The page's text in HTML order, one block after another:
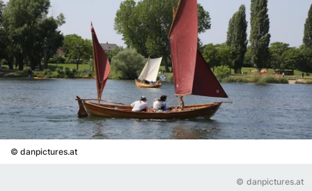
© danpictures.at
© danpictures.at